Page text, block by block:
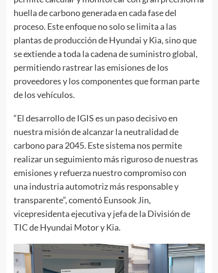
huella de carbono generada en cada fase del
proceso. Este enfoque no solo se limita a las
plantas de producción de Hyundai y Kia, sino que
se extiende a toda la cadena de suministro global,
permitiendo rastrear las emisiones de los
proveedores y los componentes que forman parte
de los vehículos.
“El desarrollo de IGIS es un paso decisivo en
nuestra misión de alcanzar la neutralidad de
carbono para 2045. Este sistema nos permite
realizar un seguimiento más riguroso de nuestras
emisiones y refuerza nuestro compromiso con
una industria automotriz más responsable y
transparente”, comentó Eunsook Jin,
vicepresidenta ejecutiva y jefa de la División de
TIC de Hyundai Motor y Kia.